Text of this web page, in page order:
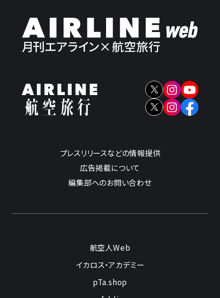
プレスリリースなどの情報提供
広告掲載について
編集部へのお問い合わせ
航空人Web
イカロス・アカデミー
pTa.shop